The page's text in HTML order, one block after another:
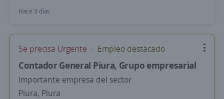
Hace 3 días
Se precisa Urgente Empleo destacado
Contador General Piura, Grupo empresarial
Importante empresa del sector
Piura, Piura